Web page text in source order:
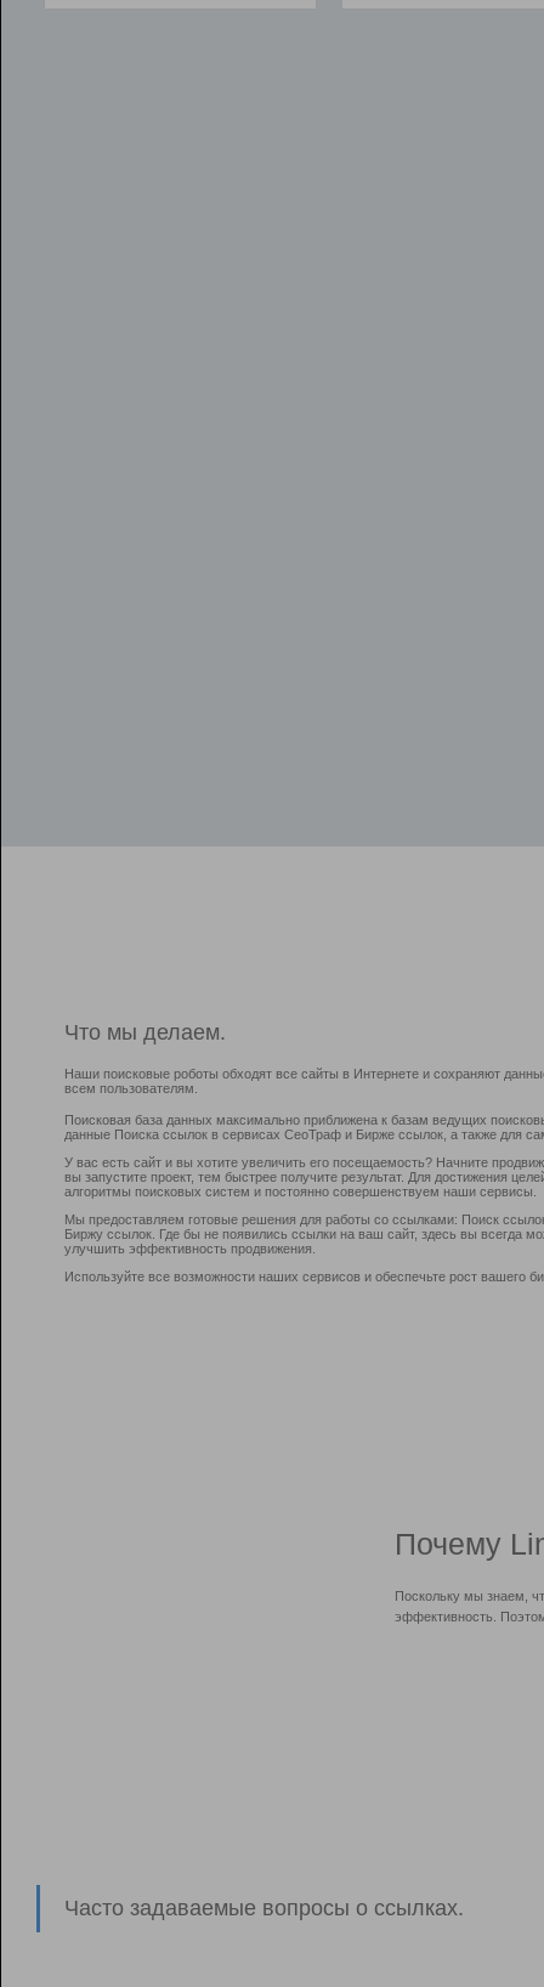
Что мы делаем.
Наши поисковые роботы обходят все сайты в Интернете и сохраняют
всем пользователям.
Поисковая база данных максимально приближена к базам ведущих
данные Поиска ссылок в сервисах СеоТраф и Бирже ссылок, а также для
У вас есть сайт и вы хотите увеличить его посещаемость? Начните
вы запустите проект, тем быстрее получите результат. Для достижения
алгоритмы поисковых систем и постоянно совершенствуем наши сервисы.
Мы предоставляем готовые решения для работы со ссылками: Поиск
Биржу ссылок. Где бы не появились ссылки на ваш сайт, здесь вы всегда
улучшить эффективность продвижения.
Используйте все возможности наших сервисов и обеспечьте рост вашего
Почему
Поскольку мы знаем,
эффективность.
Часто задаваемые вопросы о ссылках.